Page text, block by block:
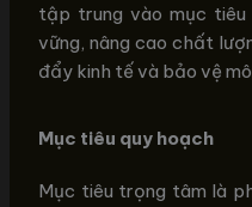
tập trung vào mục
vững, nâng cao chất
đẩy kinh tế và bảo vệ
Mục tiêu quy hoạch
Mục tiêu trọng tâm là